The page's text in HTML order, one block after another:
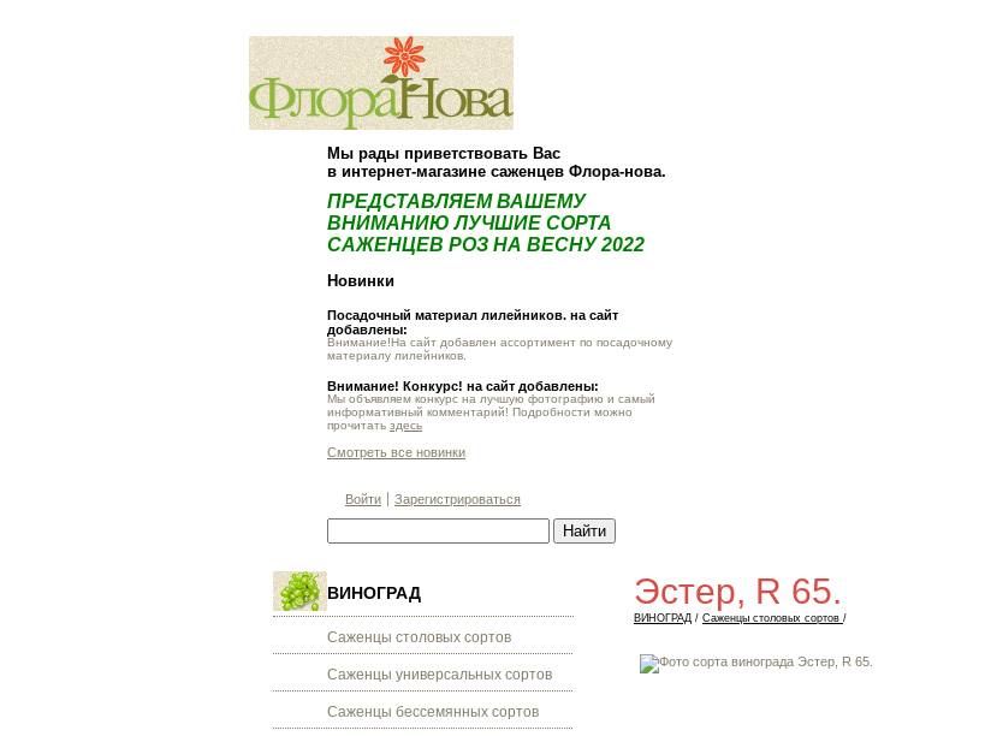
Мы рады приветствовать Вас
в интернет-магазине саженцев Флора-нова.
ПРЕДСТАВЛЯЕМ ВАШЕМУ
ВНИМАНИЮ ЛУЧШИЕ СОРТА
САЖЕНЦЕВ РОЗ НА ВЕСНУ 2022
Новинки
Посадочный материал лилейников. на сайт
добавлены:
Внимание!На сайт добавлен ассортимент по посадочному
материалу лилейников.
Внимание! Конкурс! на сайт добавлены:
Мы объявляем конкурс на лучшую фотографию и самый
информативный комментарий! Подробности можно
прочитать здесь
Смотреть все новинки
Войти Зарегистрироваться
ВИНОГРАД
Саженцы столовых сортов
Саженцы универсальных сортов
Саженцы бессемянных сортов
Эстер, R 65.
ВИНОГРАД / Саженцы столовых сортов /